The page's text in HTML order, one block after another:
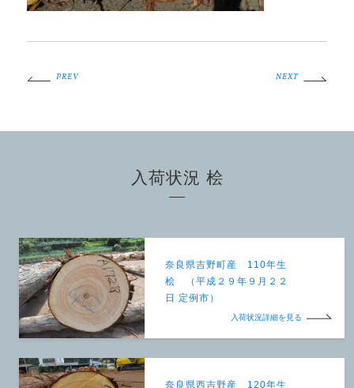
PREV NEXT
入荷状況 桧
奈良県吉野町産 110年生
桧 （平成２９年９月２２
日 定例市）
入荷状況詳細を見る
奈良県西吉野産 120年生